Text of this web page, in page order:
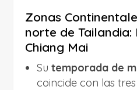
Zonas
norte de
Chiang Mai
Su temporada de
coincide con las